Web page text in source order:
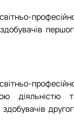
діяльністю